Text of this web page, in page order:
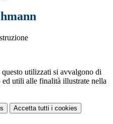
utilizzati si avvalgono di
ed utili alle finalità illustrate nella
Accetta tutti i cookies